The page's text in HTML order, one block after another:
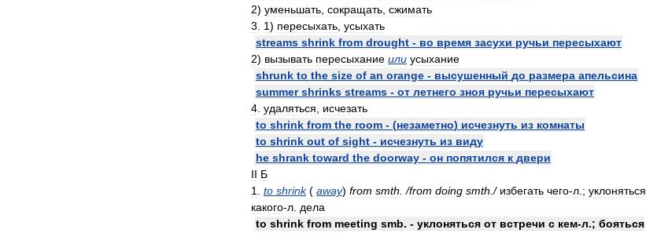
2) уменьшать сокращать сжимать
3
1) пересыхать усыхать
streams shrink from drought - во время засухи ручьи пересыхают
2) вызывать пересыхание или усыхание
shrunk to the size of an orange - высушенный до размера апельсина
summer shrinks streams - от летнего зноя ручьи пересыхают
4 удаляться
исчезать
to shrink from the room - (незаметно) исчезнуть из комнаты
to shrink out of sight - исчезнуть из виду
he shrank toward the doorway - он попятился к двери
II Б
1
to shrink( away) from smth . /from doing smth ./ избегать чего-л .; уклоняться
какого-л дела
to shrink from meeting smb. - уклоняться от встречи с кем-л.; бояться